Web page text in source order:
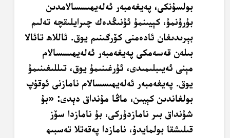
بولسۇنكى، پەيغەمبەر ئەلەيھىسسالامدىن
بۇرۇنمۇ، كېيىنمۇ ئۇنىڭدەك چىرايلىقچە تەلىم
بېرىدىغان ئادەمنى كۆرگىنىم يوق. ئاللاھ تائالا
بىلەن قەسەمكى پەيغەمبەر ئەلەيھىسسالام
مېنى ئەيىبلىمىدى، ئۇرغىنىمۇ يوق، تىللىغىنىمۇ
يوق. پەيغەمبەر ئەلەيھىسسالام نامازنى ئوقۇپ
بولغاندىن كېيىن، ماڭا مۇنداق دېدى: «بۇ
شۇنداق بىر نامازدۇركى، بۇ نامازدا سۆز
قىلىشقا بولمايدۇ، نامازدا پەقەتلا تەسبىھ